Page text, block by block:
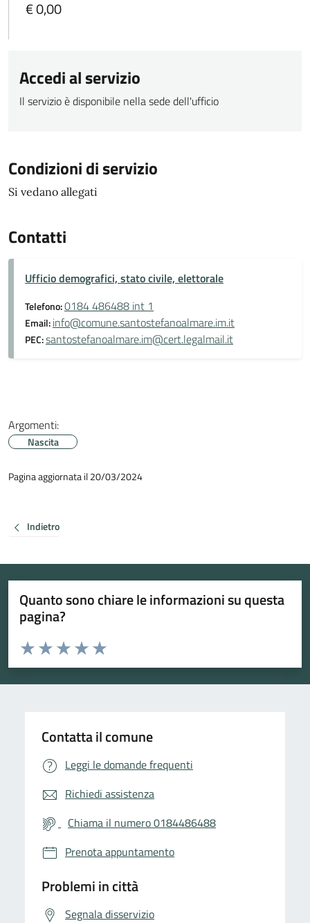
€ 0,00
Accedi al servizio
Il servizio è disponibile nella sede dell'ufficio
Condizioni di servizio
Si vedano allegati
Contatti
Ufficio demografici, stato civile, elettorale
Telefono:0184 486488 int 1
Email:info@comune.santostefanoalmare.im.it
PEC:santostefanoalmare.im@cert.legalmail.it
Argomenti:
Nascita
Pagina aggiornata il 20/03/2024
Indietro
Quanto sono chiare le informazioni su questa
pagina?
Valuta da 1 a 5 stelle la pagina
Valuta 5 stelle su 5
Valuta 4 stelle su 5
Valuta 3 stelle su 5
Valuta 2 stelle su 5
Valuta 1 stelle su 5
Contatta il comune
Leggi le domande frequenti
Richiedi assistenza
Chiama il numero 0184486488
Prenota appuntamento
Problemi in città
Segnala disservizio